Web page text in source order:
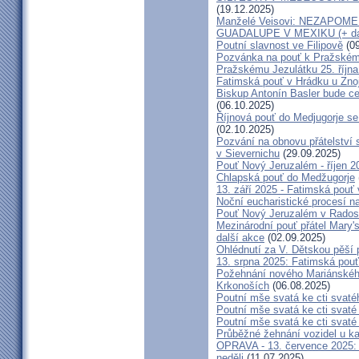
(19.12.2025)
Manželé Veisovi:
GUADALUPE V MEXIKU (+
Poutní slavnost ve Filipově
Pozvánka na pouť k
Pražskému Jezulátku 25.
Fatimská pouť v Hrádku u
Biskup Antonín Basler bude
(06.10.2025)
Říjnová pouť do Medjugorje
(02.10.2025)
Pozvání na obnovu přátelství
v Sievernichu (29.09.2025)
Pouť Nový Jeruzalém - říjen
Chlapská pouť do Medžugorje
13. září 2025 - Fatimská pouť
Noční eucharistické procesí
Pouť Nový Jeruzalém v
Mezinárodní pouť přátel
další akce (02.09.2025)
Ohlédnutí za V. Dětskou pěší
13. srpna 2025: Fatimská
Požehnání nového
Krkonoších (06.08.2025)
Poutní mše svatá ke cti
Poutní mše svatá ke cti
Poutní mše svatá ke cti
Průběžné žehnání vozidel u
OPRAVA - 13. července